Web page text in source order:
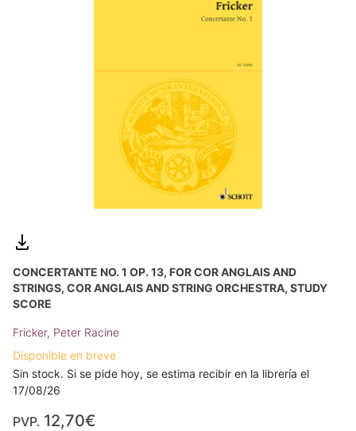
CONCERTANTE NO. 1 OP. 13, FOR COR ANGLAIS AND
STRINGS, COR ANGLAIS AND STRING ORCHESTRA, STUDY
SCORE
Fricker, Peter Racine
Disponible en breve
Sin stock. Si se pide hoy, se estima recibir en la librería el
17/08/26
PVP. 12,70€